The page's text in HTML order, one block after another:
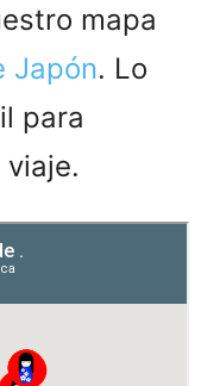
mapa
Japón. Lo
para